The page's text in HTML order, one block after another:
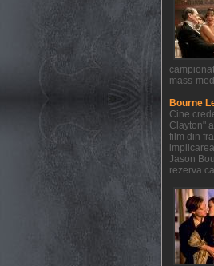
mass-
Bourne
Cine
Clayton"
film din
Jason
rezerva